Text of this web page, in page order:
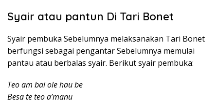
Syair atau pantun Di Tari Bonet
Syair pembuka Sebelumnya melaksanakan Tari Bonet
berfungsi sebagai pengantar Sebelumnya memulai
pantau atau berbalas syair. Berikut syair pembuka:
Teo am bai ole hau be
Besa te teo a’manu